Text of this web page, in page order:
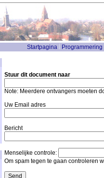
Startpagina Programmering
Stuur dit document naar
Note: Meerdere ontvangers moeten
Uw Email adres
Bericht
Menselijke controle:
Om spam tegen te gaan controleren